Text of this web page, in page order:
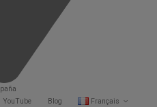
Français
Blog
YouTube